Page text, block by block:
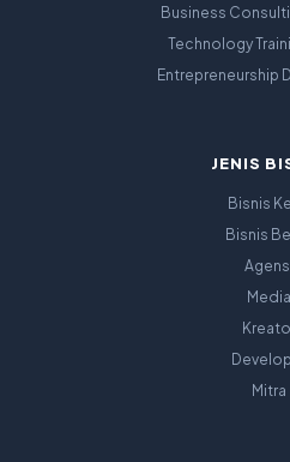
Business
Technology
Entrepreneurship
JENIS
Bisnis
Bisnis
Media
Mitra